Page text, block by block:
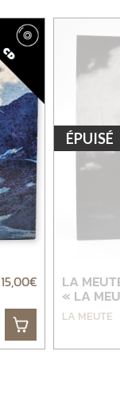
15,00€
ÉPUISÉ
LA
« LA
LA MEUTE